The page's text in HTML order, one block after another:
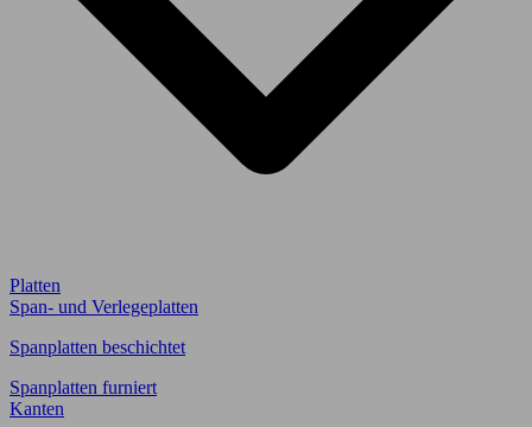
Platten
Span- und Verlegeplatten
Spanplatten beschichtet
Spanplatten furniert
Kanten